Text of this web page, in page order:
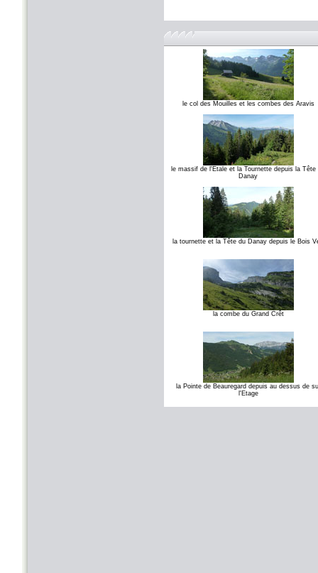
le col des Mouilles et les combes des Aravis
le massif de l'Etale et la Tournette depuis la Tête
Danay
la tournette et la Tête du Danay depuis le Bois
la combe du Grand Crêt
la Pointe de Beauregard depuis au dessus de
l'Etage